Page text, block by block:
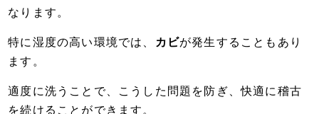
なります。
特に湿度の高い環境では、 カビが発生することもあり
ます。
適度に洗うことで、こうした問題を防ぎ、快適に稽古
を続けることができます。